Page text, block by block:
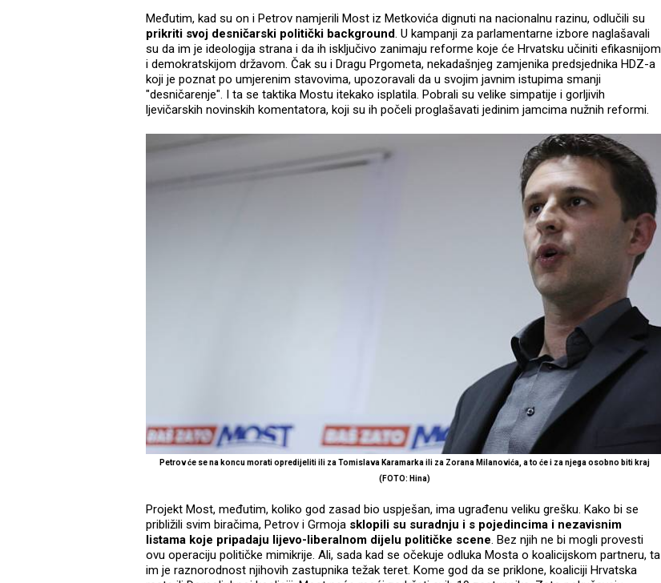
Međutim, kad su on i Petrov namjerili Most iz Metkovića dignuti na nacionalnu razinu, odlučili su
prikriti svoj desničarski politički background. U kampanji za parlamentarne izbore naglašavali
su da im je ideologija strana i da ih isključivo zanimaju reforme koje će Hrvatsku učiniti efikasnijom
i demokratskijom državom. Čak su i Dragu Prgometa, nekadašnjeg zamjenika predsjednika HDZ-a
koji je poznat po umjerenim stavovima, upozoravali da u svojim javnim istupima smanji
"desničarenje". I ta se taktika Mostu itekako isplatila. Pobrali su velike simpatije i gorljivih
ljevičarskih novinskih komentatora, koji su ih počeli proglašavati jedinim jamcima nužnih reformi.
Petrov će se na koncu morati opredijeliti ili za Tomislava Karamarka ili za Zorana Milanovića, a to će i za njega osobno biti kraj
(FOTO: Hina)
Projekt Most, međutim, koliko god zasad bio uspješan, ima ugrađenu veliku grešku. Kako bi se
približili svim biračima, Petrov i Grmoja sklopili su suradnju i s pojedincima i nezavisnim
listama koje pripadaju lijevo-liberalnom dijelu političke scene. Bez njih ne bi mogli provesti
ovu operaciju političke mimikrije. Ali, sada kad se očekuje odluka Mosta o koalicijskom partneru, ta
im je raznorodnost njihovih zastupnika težak teret. Kome god da se priklone, koaliciji Hrvatska